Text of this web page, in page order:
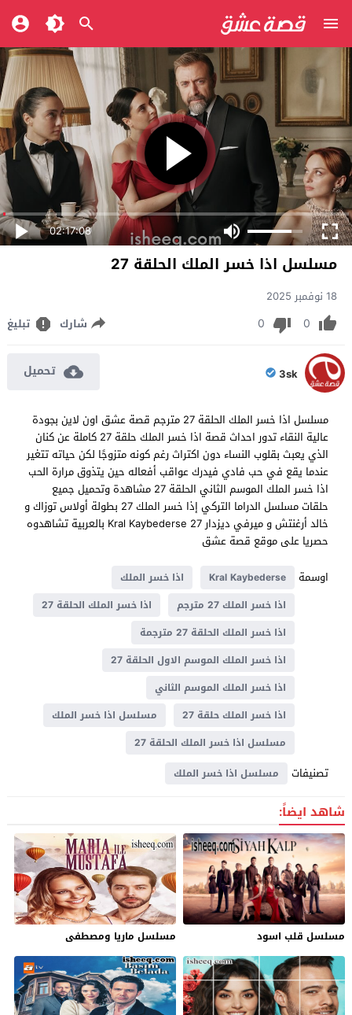
02:17:08
مسلسل اذا خسر الملك الحلقة 27
18 نوفمبر 2025
0
0 شارك تبليغ
3sk تحميل
مسلسل اذا خسر الملك الحلقة 27 مترجم قصة عشق اون لاين بجودة
عالية النقاء تدور احداث قصة اذا خسر الملك حلقة 27 كاملة عن كنان
الذي يعبث بقلوب النساء دون اكتراث رغم كونه متزوجًا لكن حياته تتغير
عندما يقع في حب فادي فيدرك عواقب أفعاله حين يتذوق مرارة الحب
اذا خسر الملك الموسم الثاني الحلقة 27 مشاهدة وتحميل جميع
حلقات مسلسل الدراما التركي إذا خسر الملك 27 بطولة أولاس توزاك و
خالد أرغنتش و ميرفي ديزدار Kral Kaybederse 27 بالعربية تشاهدوه
حصريا على موقع قصة عشق
اوسمة
Kral Kaybederse
اذا خسر الملك
اذا خسر الملك 27 مترجم
اذا خسر الملك الحلقة 27
اذا خسر الملك الحلقة 27 مترجمة
اذا خسر الملك الموسم الاول الحلقة 27
اذا خسر الملك الموسم الثاني
اذا خسر الملك حلقة 27
مسلسل اذا خسر الملك
مسلسل اذا خسر الملك الحلقة 27
تصنيفات مسلسل اذا خسر الملك
شاهد ايضاً:
مسلسل قلب اسود مسلسل ماريا ومصطفى